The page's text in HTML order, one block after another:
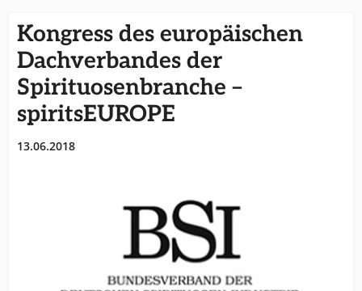
Bundes- und Landesebene, in der Europäischen
Gemeinschaft, auf internationaler Ebene und
gegenüber der Öffentlichkeit.
Kongress des europäischen
Dachverbandes der
Spirituosenbranche –
spiritsEUROPE
13.06.2018